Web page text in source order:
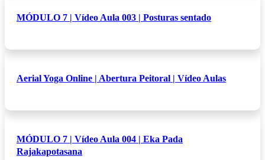
MÓDULO 7 | Vídeo Aula 003 | Posturas sentado
Aerial Yoga Online | Abertura Peitoral | Vídeo Aulas
MÓDULO 7 | Vídeo Aula 004 | Eka Pada
Rajakapotasana